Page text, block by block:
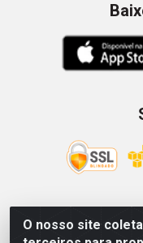
O nosso site
Zein Importação e